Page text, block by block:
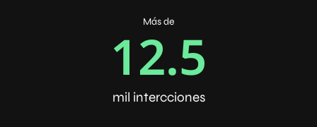
Más de
mil intercciones
12.5